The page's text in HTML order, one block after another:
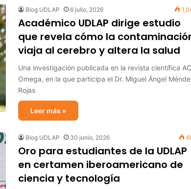
Blog UDLAP 6 julio, 2026
Académico UDLAP dirige estudio
que revela cómo la
viaja al cerebro y altera la salud
Una investigación publicada en la revista científica
Omega, en la que participa el Dr. Miguel Ángel
Rojas
Leer más »
Blog UDLAP 30 junio, 2026
Oro para estudiantes de la UDLAP
en certamen iberoamericano de
ciencia y tecnología